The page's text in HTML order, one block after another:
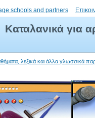
schools and partners
Καταλανικά για
λεξικά και άλλα γλωσσικά